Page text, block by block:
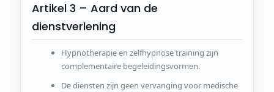
Artikel 3 – Aard van de
dienstverlening
Hypnotherapie en zelfhypnose training zijn
complementaire begeleidingsvormen.
De diensten zijn geen vervanging voor medische